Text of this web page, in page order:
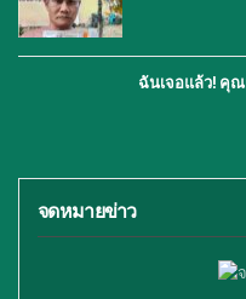
ฉันเจอแล้ว! คุ
จดหมายข่าว